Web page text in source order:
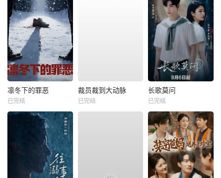
凛冬下的罪恶
已完结
裁员裁到大动脉
已完结
长歌莫问
已完结